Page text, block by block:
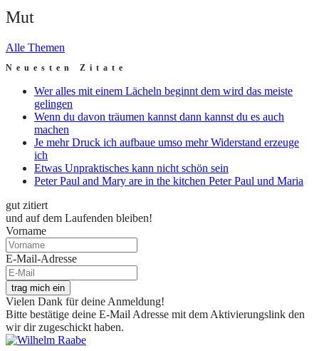
Mut
Alle Themen
Neuesten Zitate
Wer alles mit einem Lächeln beginnt dem wird das meiste
gelingen
Wenn du davon träumen kannst dann kannst du es auch
machen
Je mehr Druck ich aufbaue umso mehr Widerstand erzeuge
ich
Etwas Unpraktisches kann nicht schön sein
Peter Paul and Mary are in the kitchen Peter Paul und Maria
gut zitiert
und auf dem Laufenden bleiben!
Vorname
E-Mail-Adresse
trag mich ein
Vielen Dank für deine Anmeldung!
Bitte bestätige deine E-Mail Adresse mit dem Aktivierungslink den
wir dir zugeschickt haben.